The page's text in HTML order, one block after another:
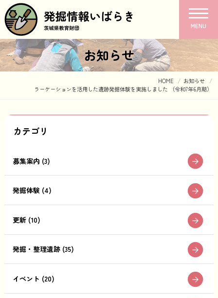
MENU
お知らせ
HOME
お知らせ
ラーケーションを活用した遺跡発掘体験を実施しました （令和7年6月期）
カテゴリ
募集案内 (3)
発掘体験 (4)
更新 (10)
発掘・整理遺跡 (35)
イベント (20)